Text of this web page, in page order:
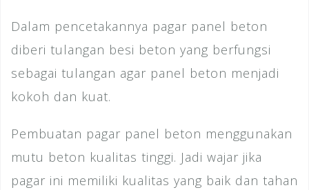
Dalam pencetakannya pagar panel beton
diberi tulangan besi beton yang berfungsi
sebagai tulangan agar panel beton menjadi
kokoh dan kuat.
Pembuatan pagar panel beton menggunakan
mutu beton kualitas tinggi. Jadi wajar jika
pagar ini memiliki kualitas yang baik dan tahan